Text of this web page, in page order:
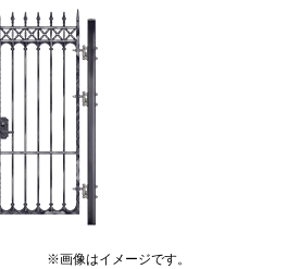
※画像はイメージです。